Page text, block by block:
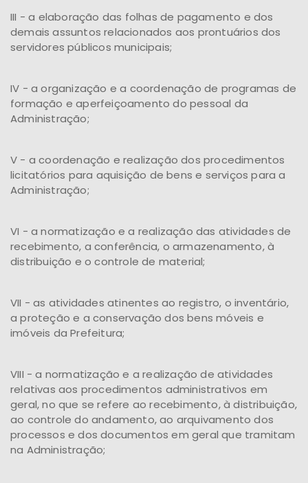
III - a elaboração das folhas de pagamento e dos
demais assuntos relacionados aos prontuários dos
servidores públicos municipais;
IV - a organização e a coordenação de programas de
formação e aperfeiçoamento do pessoal da
Administração;
V - a coordenação e realização dos procedimentos
licitatórios para aquisição de bens e serviços para a
Administração;
VI - a normatização e a realização das atividades de
recebimento, a conferência, o armazenamento, à
distribuição e o controle de material;
VII - as atividades atinentes ao registro, o inventário,
a proteção e a conservação dos bens móveis e
imóveis da Prefeitura;
VIII - a normatização e a realização de atividades
relativas aos procedimentos administrativos em
geral, no que se refere ao recebimento, à distribuição,
ao controle do andamento, ao arquivamento dos
processos e dos documentos em geral que tramitam
na Administração;